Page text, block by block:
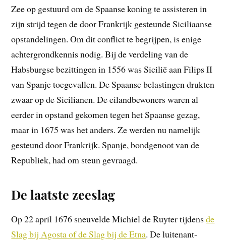
Zee op gestuurd om de Spaanse koning te assisteren in
zijn strijd tegen de door Frankrijk gesteunde Siciliaanse
opstandelingen. Om dit conflict te begrijpen, is enige
achtergrondkennis nodig. Bij de verdeling van de
Habsburgse bezittingen in 1556 was Sicilië aan Filips II
van Spanje toegevallen. De Spaanse belastingen drukten
zwaar op de Sicilianen. De eilandbewoners waren al
eerder in opstand gekomen tegen het Spaanse gezag,
maar in 1675 was het anders. Ze werden nu namelijk
gesteund door Frankrijk. Spanje, bondgenoot van de
Republiek, had om steun gevraagd.
De laatste zeeslag
Op 22 april 1676 sneuvelde Michiel de Ruyter tijdensde
Slag bij Agosta of de Slag bij de Etna. De luitenant-